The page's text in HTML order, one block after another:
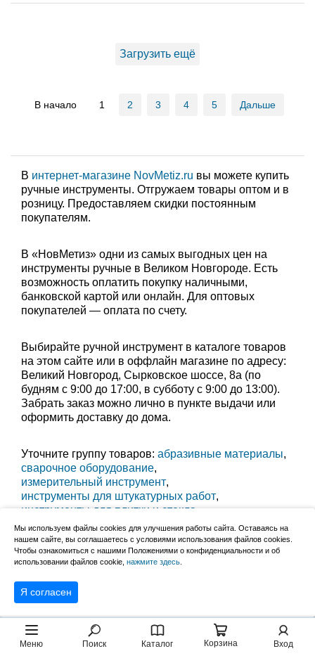
Меню Поиск Каталог Корзина Вход
Загрузить ещё
В начало 1 2 3 4 5 Дальше
В интернет-магазине NovMetiz.ru вы можете купить
ручные инструменты. Отгружаем товары оптом и в
розницу. Предоставляем скидки постоянным
покупателям.
В «НовМетиз» одни из самых выгодных цен на
инструменты ручные в Великом Новгороде. Есть
возможность оплатить покупку наличными,
банковской картой или онлайн. Для оптовых
покупателей — оплата по счету.
Выбирайте ручной инструмент в каталоге товаров
на этом сайте или в оффлайн магазине по адресу:
Великий Новгород, Сырковское шоссе, 8а (по
будням с 9:00 до 17:00, в субботу с 9:00 до 13:00).
Забрать заказ можно лично в пункте выдачи или
оформить доставку до дома.
Уточните группу товаров: абразивные материалы,
сварочное оборудование,
измерительный инструмент,
инструменты для штукатурных работ,
инструменты для плитки и стекла
малярный инструмент,
ножи строительные и лезвия,
средства индивидуальной защиты,
столярный, слесарный инструмент
Мы используем файлы cookies для улучшения работы сайта. Оставаясь на
нашем сайте, вы соглашаетесь с условиями использования файлов cookies.
Чтобы ознакомиться с нашими Положениями о конфиденциальности и об
использовании файлов cookie, нажмите здесь
Я согласен